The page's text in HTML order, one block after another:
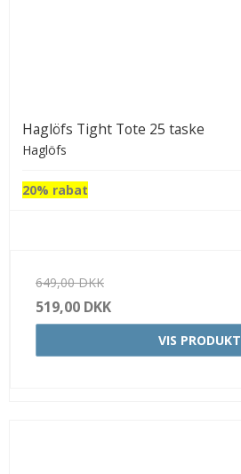
Haglöfs Tight Tote 25 taske
Haglöfs
20% rabat
649,00 DKK
519,00 DKK
VIS PRODUKT